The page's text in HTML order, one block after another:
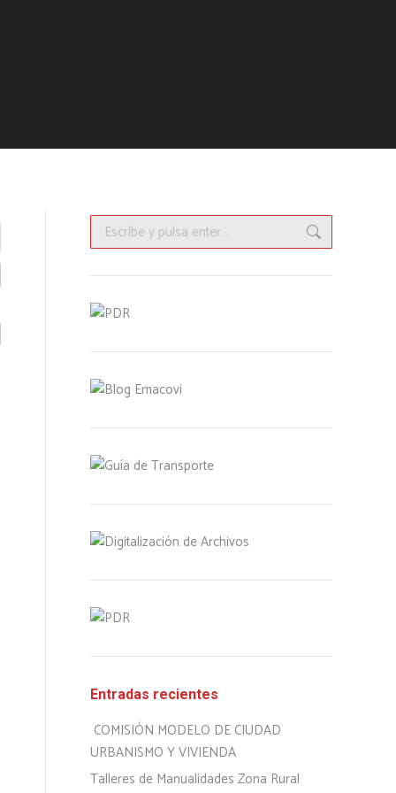
Buscar:
Entradas recientes
COMISIÓN MODELO DE CIUDAD
URBANISMO Y VIVIENDA
Talleres de Manualidades Zona Rural